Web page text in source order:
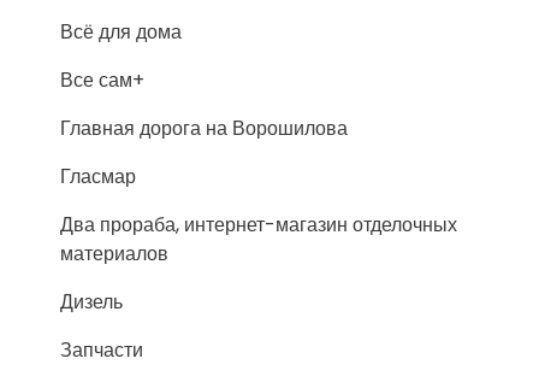
Всё для дома
Все сам+
Главная дорога на Ворошилова
Гласмар
Два прораба, интернет-магазин отделочных
материалов
Дизель
Запчасти